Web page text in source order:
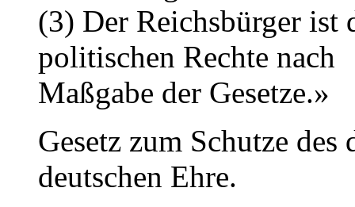
(3) Der Reichsbürger ist
politischen Rechte nach
Maßgabe der Gesetze.»
Gesetz zum Schutze
deutschen Ehre.